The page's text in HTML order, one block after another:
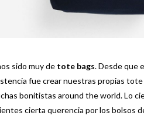
sido muy de tote bags. Desde que
fue crear nuestras propias tote
bonitistas around the world. Lo
cierta querencia por los bolsos